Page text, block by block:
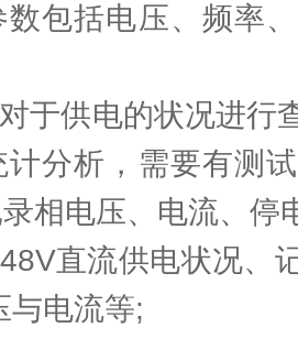
数包括电压、频率
供电的状况进行
分析，需要有测
相电压、电流、停
直流供电状况、记
与电流等;